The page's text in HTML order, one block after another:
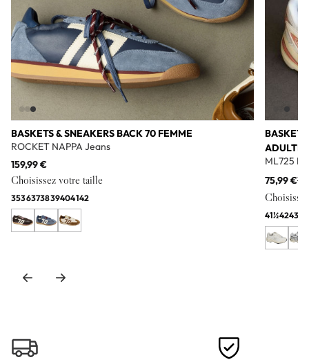
BASKETS & SNEAKERS BACK 70 FEMME
ROCKET NAPPA Jeans
159,99 €
Choisissez votre taille
3536373839404142
ADULTE
ML725
75,99 €
41½4243